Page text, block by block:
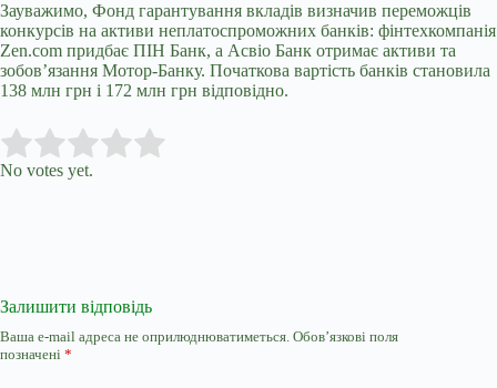
Зауважимо, Фонд гарантування вкладів визначив переможців
конкурсів на активи неплатоспроможних банків: фінтехкомпанія
Zen.com придбає ПІН Банк, а Асвіо Банк отримає активи та
зобов’язання Мотор-Банку. Початкова вартість банків становила
138 млн грн і 172 млн грн відповідно.
Rate this item:
No votes yet.
Залишити відповідь
Ваша e-mail адреса не оприлюднюватиметься. Обов’язкові поля
позначені *